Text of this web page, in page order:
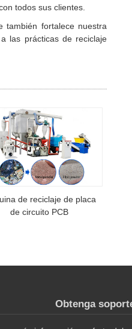
todos sus clientes.
también fortalece nuestra
las prácticas de reciclaje
de reciclaje de placa
de circuito PCB
Obtenga